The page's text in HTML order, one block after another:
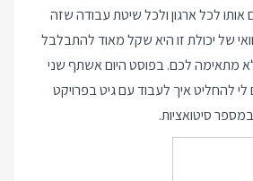
לכל ארגון ולכל שיטת עבודה שזה
של יכולת זו היא שקל מאוד להתבלבל
מתאימה לכם. בפוסט היום אשתף שני
לי להחליט איך לעבוד עם גיט בפרויקט
סיטואציות.